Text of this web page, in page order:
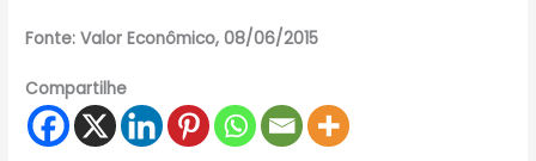
Fonte: Valor Econômico, 08/06/2015
Compartilhe